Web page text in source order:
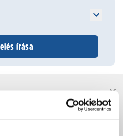
írása